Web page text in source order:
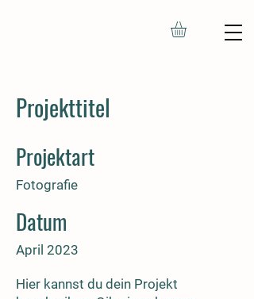
Projekttitel
Projektart
Fotografie
Datum
April 2023
Hier kannst du dein Projekt